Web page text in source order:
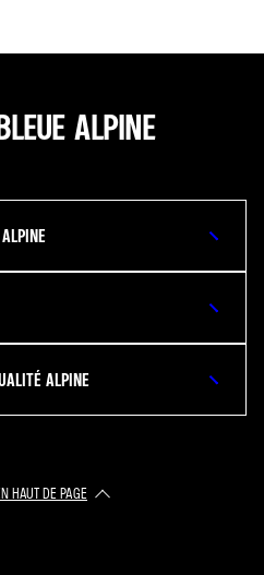
ALPINE
ALPINE
HAUT DE PAGE​